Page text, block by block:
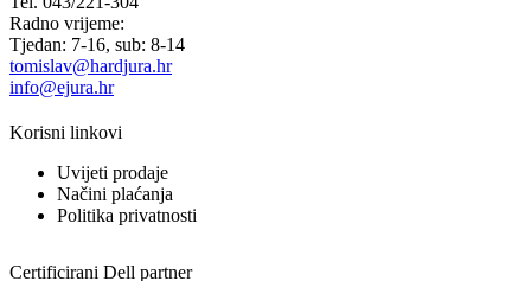
Radno vrijeme:
Tjedan: 7-16, sub: 8-14
tomislav@hardjura.hr
info@ejura.hr
Korisni linkovi
Uvijeti prodaje
Načini plaćanja
Politika privatnosti
Certificirani Dell partner